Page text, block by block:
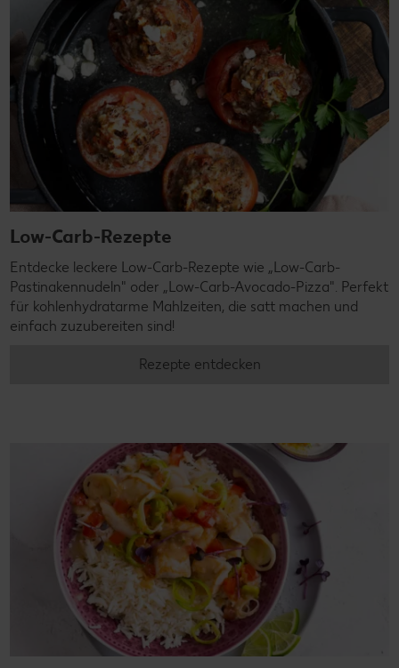
Low-Carb-Rezepte
Entdecke leckere Low-Carb-Rezepte wie „Low-Carb-
Pastinakennudeln" oder „Low-Carb-Avocado-Pizza". Perfekt
für kohlenhydratarme Mahlzeiten, die satt machen und
einfach zuzubereiten sind!
Rezepte entdecken